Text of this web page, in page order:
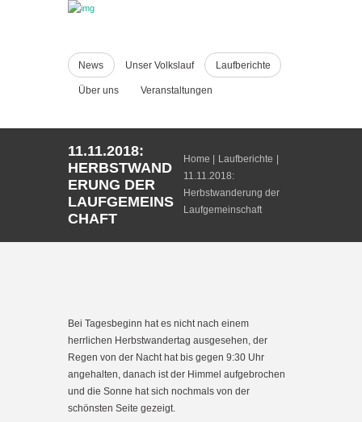
News Unser Volkslauf Laufberichte
Über uns Veranstaltungen
11.11.2018:
HERBSTWAND
ERUNG DER
LAUFGEMEINS
CHAFT
Home
Laufberichte
11.11.2018:
Herbstwanderung der
Laufgemeinschaft
Bei Tagesbeginn hat es nicht nach einem
herrlichen Herbstwandertag ausgesehen, der
Regen von der Nacht hat bis gegen 9:30 Uhr
angehalten, danach ist der Himmel aufgebrochen
und die Sonne hat sich nochmals von der
schönsten Seite gezeigt.